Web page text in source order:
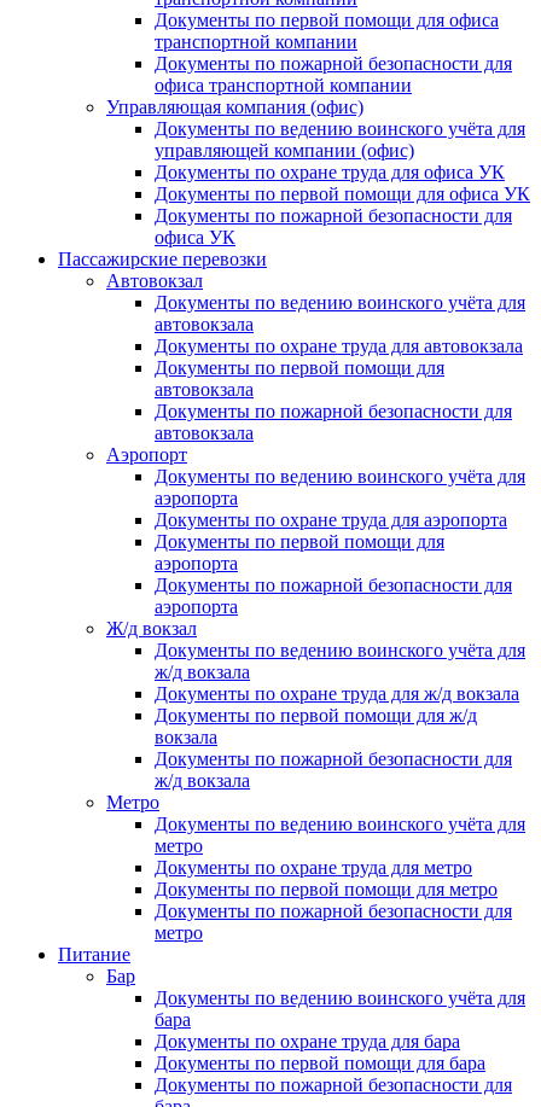
Документы по первой помощи для офиса
транспортной компании
Документы по пожарной безопасности для
офиса транспортной компании
Управляющая компания (офис)
Документы по ведению воинского учёта для
управляющей компании (офис)
Документы по охране труда для офиса УК
Документы по первой помощи для офиса УК
Документы по пожарной безопасности для
офиса УК
Пассажирские перевозки
Автовокзал
Документы по ведению воинского учёта для
автовокзала
Документы по охране труда для автовокзала
Документы по первой помощи для
автовокзала
Документы по пожарной безопасности для
автовокзала
Аэропорт
Документы по ведению воинского учёта для
аэропорта
Документы по охране труда для аэропорта
Документы по первой помощи для
аэропорта
Документы по пожарной безопасности для
аэропорта
Ж/д вокзал
Документы по ведению воинского учёта для
ж/д вокзала
Документы по охране труда для ж/д вокзала
Документы по первой помощи для ж/д
вокзала
Документы по пожарной безопасности для
ж/д вокзала
Метро
Документы по ведению воинского учёта для
метро
Документы по охране труда для метро
Документы по первой помощи для метро
Документы по пожарной безопасности для
метро
Питание
Бар
Документы по ведению воинского учёта для
бара
Документы по охране труда для бара
Документы по первой помощи для бара
Документы по пожарной безопасности для